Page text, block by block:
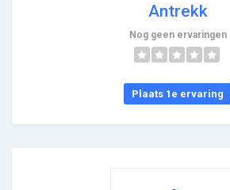
Antrekk
Nog geen ervaringen
Plaats 1e ervaring